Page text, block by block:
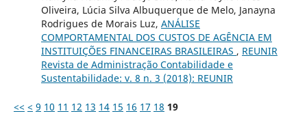
Oliveira, Lúcia Silva Albuquerque de Melo, Janayna
Rodrigues de Morais Luz, ANÁLISE
COMPORTAMENTAL DOS CUSTOS DE AGÊNCIA EM
INSTITUIÇÕES FINANCEIRAS BRASILEIRAS , REUNIR
Revista de Administração Contabilidade e
Sustentabilidade: v. 8 n. 3 (2018): REUNIR
<< < 9 10 11 12 13 14 15 16 17 18 19